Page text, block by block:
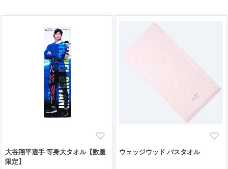
大谷翔平選手 等身大タオル【数量
限定】
ウェッジウッド バスタオル